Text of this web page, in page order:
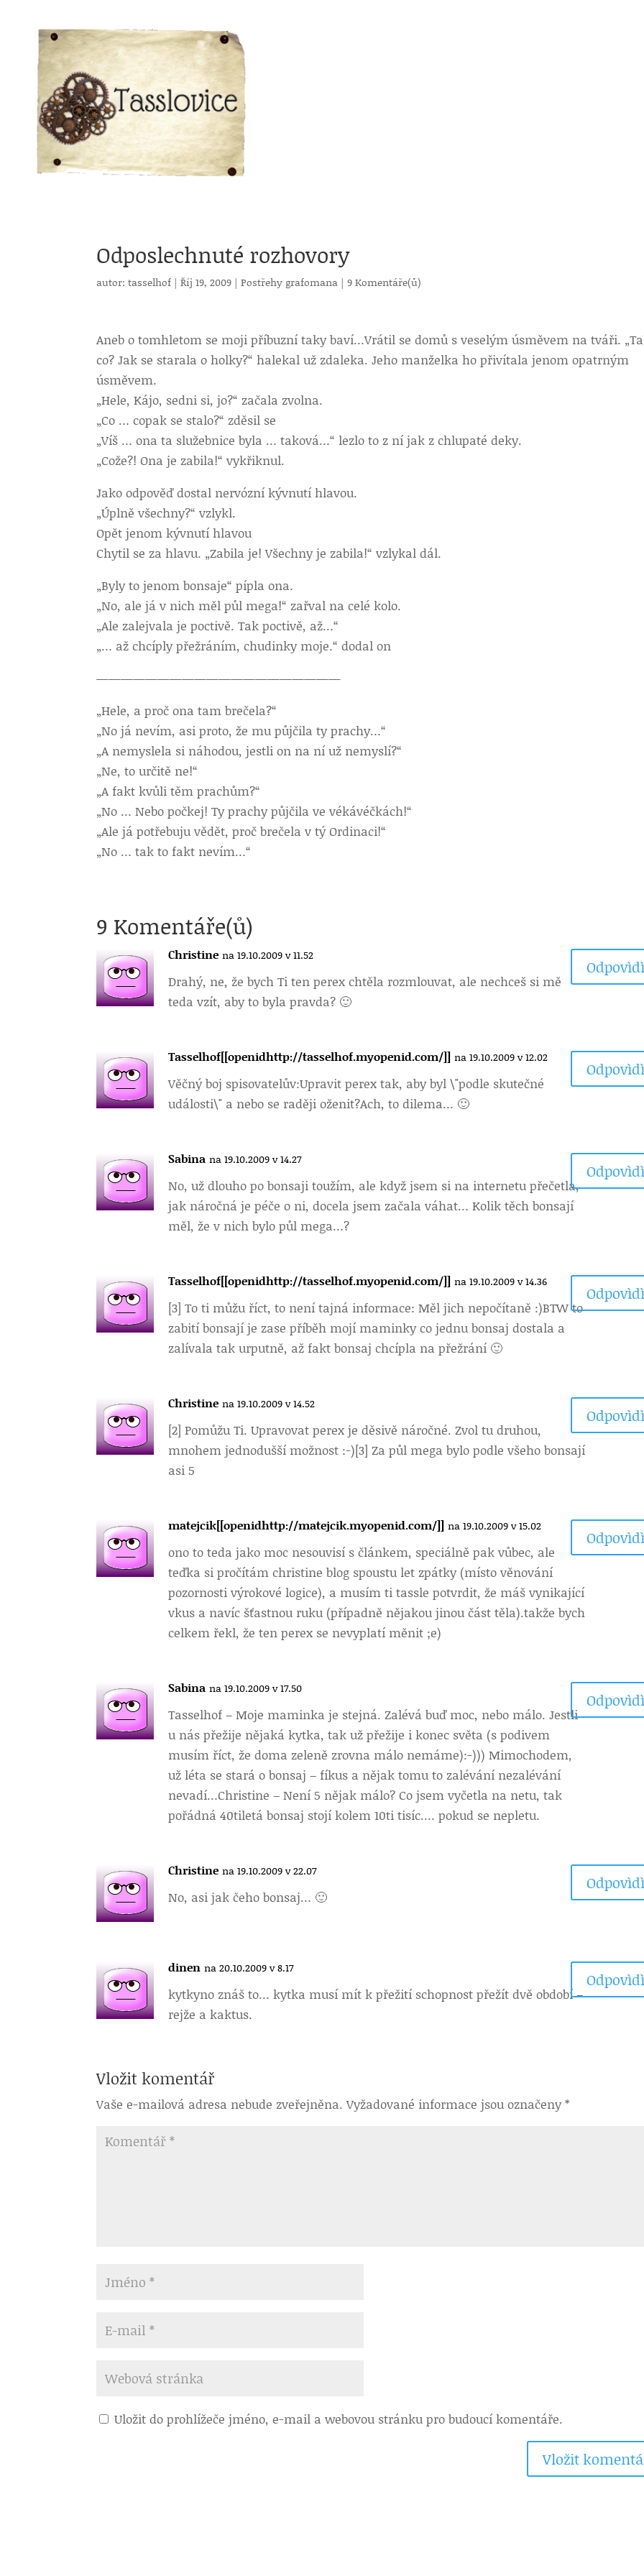
Odposlechnuté rozhovory
autor:tasselhof |Říj 19, 2009 |Postřehy grafomana |9 Komentáře(ů)
Aneb o tomhletom se moji příbuzní taky baví…Vrátil se domů s veselým úsměvem na tváři.
co? Jak se starala o holky?“ halekal už zdaleka. Jeho manželka ho přivítala jenom opatrným
úsměvem.
„Hele, Kájo, sedni si, jo?“ začala zvolna.
„Co … copak se stalo?“ zděsil se
„Víš … ona ta služebnice byla … taková…“ lezlo to z ní jak z chlupaté deky.
„Cože?! Ona je zabila!“ vykřiknul.
Jako odpověď dostal nervózní kývnutí hlavou.
„Úplně všechny?“ vzlykl.
Opět jenom kývnutí hlavou
Chytil se za hlavu. „Zabila je! Všechny je zabila!“ vzlykal dál.
„Byly to jenom bonsaje“ pípla ona.
„No, ale já v nich měl půl mega!“ zařval na celé kolo.
„Ale zalejvala je poctivě. Tak poctivě, až…“
„… až chcíply přežráním, chudinky moje.“ dodal on
————————————————————
„Hele, a proč ona tam brečela?“
„No já nevím, asi proto, že mu půjčila ty prachy…“
„A nemyslela si náhodou, jestli on na ní už nemyslí?“
„Ne, to určitě ne!“
„A fakt kvůli těm prachům?“
„No … Nebo počkej! Ty prachy půjčila ve vékávéčkách!“
„Ale já potřebuju vědět, proč brečela v tý Ordinaci!“
„No … tak to fakt nevím…“
9 Komentáře(ů)
Christine na 19.10.2009 v 11.52
Drahý, ne, že bych Ti ten perex chtěla rozmlouvat, ale nechceš si mě
teda vzít, aby to byla pravda? 🙂
Tasselhof[[openidhttp://tasselhof.myopenid.com/]] na 19.10.2009 v 12.02
Věčný boj spisovatelův:Upravit perex tak, aby byl \"podle skutečné
události\" a nebo se raději oženit?Ach, to dilema… 🙂
Sabina na 19.10.2009 v 14.27
No, už dlouho po bonsaji toužím, ale když jsem si na internetu přečetla,
jak náročná je péče o ni, docela jsem začala váhat… Kolik těch bonsají
měl, že v nich bylo půl mega…?
Tasselhof[[openidhttp://tasselhof.myopenid.com/]] na 19.10.2009 v 14.36
[3] To ti můžu říct, to není tajná informace: Měl jich nepočítaně :)BTW to
zabití bonsají je zase příběh mojí maminky co jednu bonsaj dostala a
zalívala tak urputně, až fakt bonsaj chcípla na přežrání 🙂
Christine na 19.10.2009 v 14.52
[2] Pomůžu Ti. Upravovat perex je děsivě náročné. Zvol tu druhou,
mnohem jednodušší možnost :-)[3] Za půl mega bylo podle všeho bonsají
asi 5
matejcik[[openidhttp://matejcik.myopenid.com/]] na 19.10.2009 v 15.02
ono to teda jako moc nesouvisí s článkem, speciálně pak vůbec, ale
teďka si pročítám christine blog spoustu let zpátky (místo věnování
pozornosti výrokové logice), a musím ti tassle potvrdit, že máš vynikající
vkus a navíc šťastnou ruku (případně nějakou jinou část těla).takže bych
celkem řekl, že ten perex se nevyplatí měnit ;e)
Sabina na 19.10.2009 v 17.50
Tasselhof – Moje maminka je stejná. Zalévá buď moc, nebo málo. Jestli
u nás přežije nějaká kytka, tak už přežije i konec světa (s podivem
musím říct, že doma zeleně zrovna málo nemáme):-))) Mimochodem,
už léta se stará o bonsaj – fíkus a nějak tomu to zalévání nezalévání
nevadí…Christine – Není 5 nějak málo? Co jsem vyčetla na netu, tak
pořádná 40tiletá bonsaj stojí kolem 10ti tisíc…. pokud se nepletu.
Christine na 19.10.2009 v 22.07
No, asi jak čeho bonsaj… 🙂
dinen na 20.10.2009 v 8.17
kytkyno znáš to… kytka musí mít k přežití schopnost přežít dvě období –
rejže a kaktus.
Vložit komentář
Vaše e-mailová adresa nebude zveřejněna. Vyžadované informace jsou označeny*
Uložit do prohlížeče jméno, e-mail a webovou stránku pro budoucí komentáře.